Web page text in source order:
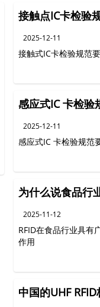
接触点IC卡检验
2025-12-11
接触式IC卡检验规范
感应式 IC 卡检验
2025-12-11
感应式 IC 卡检验规范
为什么说食品行
2025-11-12
RFID在食品行业具有
作用
中国的UHF